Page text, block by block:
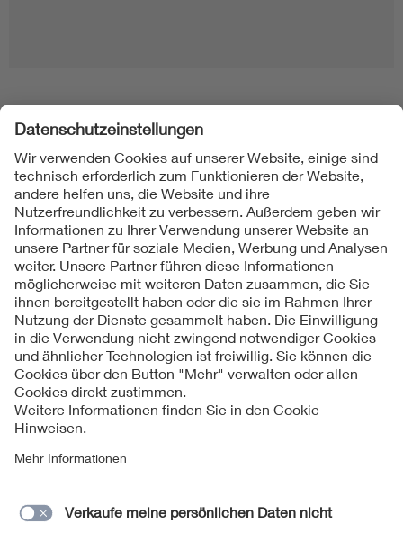
Folgen Sie uns
Kontakt
Impressum
Datenschutzinformationen
Cookie Hinweise
Compliance
Jahresarchiv